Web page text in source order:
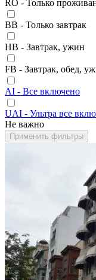
RO - Только
BB - Только завтрак
HB - Завтрак, ужин
FB - Завтрак, обед,
AI - Все включено
UAI - Ультра все
Не важно
Применить фильтры